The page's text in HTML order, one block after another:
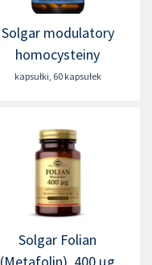
Solgar modulatory
homocysteiny
kapsułki, 60 kapsułek
Solgar Folian